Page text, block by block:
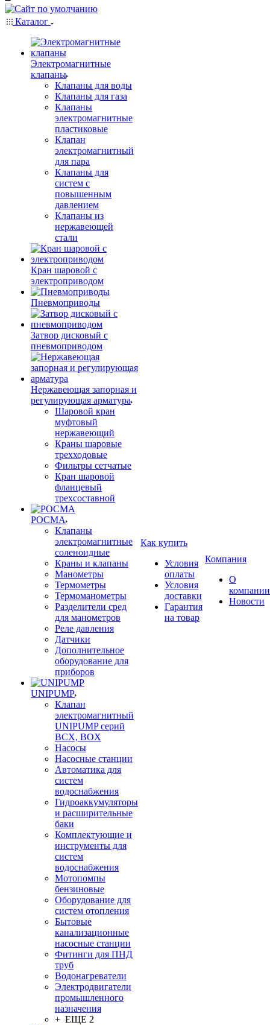
Каталог
Электромагнитные
клапаны
Клапаны для воды
Клапаны для газа
Клапаны
электромагнитные
пластиковые
Клапан
электромагнитный
для пара
Клапаны для
систем с
повышенным
давлением
Клапаны из
нержавеющей
стали
Кран шаровой с
электроприводом
Пневмоприводы
Затвор дисковый с
пневмоприводом
Нержавеющая запорная и
регулирующая арматура
Шаровой кран
муфтовый
нержавеющий
Краны шаровые
трехходовые
Фильтры сетчатые
Кран шаровой
фланцевый
трехсоставной
РОСМА
Клапаны
электромагнитные
соленоидные
Краны и клапаны
Манометры
Термометры
Термоманометры
Разделители сред
для манометров
Реле давления
Датчики
Дополнительное
оборудование для
приборов
UNIPUMP
Клапан
электромагнитный
UNIPUMP серий
BCX, BOX
Насосы
Насосные станции
Автоматика для
систем
водоснабжения
Гидроаккумуляторы
и расширительные
баки
Комплектующие и
инструменты для
систем
водоснабжения
Мотопомпы
бензиновые
Оборудование для
систем отопления
Бытовые
канализационные
насосные станции
Фитинги для ПНД
труб
Водонагреватели
Электродвигатели
промышленного
назначения
+ ЕЩЕ 2
Как купить
Условия
оплаты
Условия
доставки
Гарантия
на товар
Компания
О
компании
Новости